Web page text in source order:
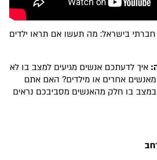
חברתי בישראל: מה תעשו אם תראו ילדים
איך לדעתכם אנשים מגיעים למצב בו לא
אחרים או מילדים? האם אתם
בו חלק מהאנשים מסביבכם נראים